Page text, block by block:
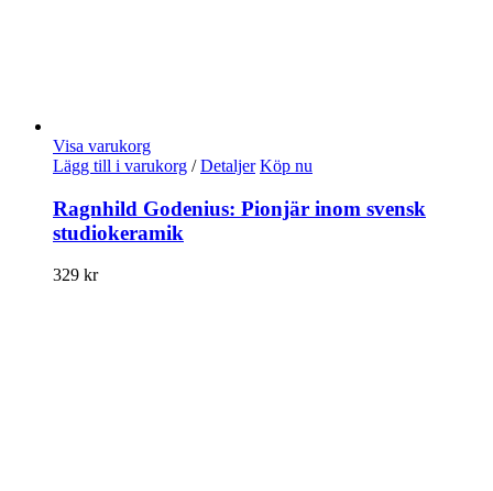
Visa varukorg
Lägg till i varukorg / Detaljer Köp nu
Ragnhild Godenius: Pionjär inom svensk
studiokeramik
329 kr